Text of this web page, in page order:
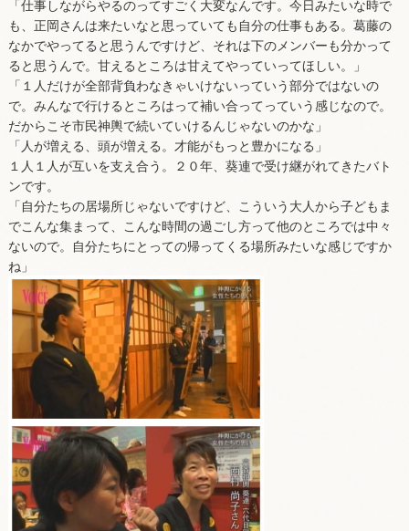
「仕事しながらやるのってすごく大変なんです。今日みたいな時で
も、正岡さんは来たいなと思っていても自分の仕事もある。葛藤の
なかでやってると思うんですけど、それは下のメンバーも分かって
ると思うんで。甘えるところは甘えてやっていってほしい。」
「１人だけが全部背負わなきゃいけないっていう部分ではないの
で。みんなで行けるところはって補い合ってっていう感じなので。
だからこそ市民神輿で続いていけるんじゃないのかな」
「人が増える、頭が増える。才能がもっと豊かになる」
１人１人が互いを支え合う。２０年、葵連で受け継がれてきたバト
ンです。
「自分たちの居場所じゃないですけど、こういう大人から子どもま
でこんな集まって、こんな時間の過ごし方って他のところでは中々
ないので。自分たちにとっての帰ってくる場所みたいな感じですか
ね」